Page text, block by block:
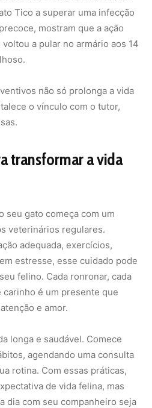
Tico a superar uma infecção
mostram que a ação
a pular no armário aos 14
não só prolonga a vida
o vínculo com o tutor,
transformar a vida
seu gato começa com um
veterinários regulares.
adequada, exercícios,
estresse, esse cuidado pode
felino. Cada ronronar, cada
carinho é um presente que
e amor.
longa e saudável. Comece
agendando uma consulta
rotina. Com essas práticas,
de vida felina, mas
dia com seu companheiro seja